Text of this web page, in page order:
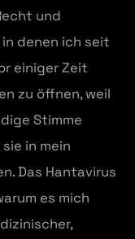
und
denen ich seit
einiger Zeit
zu öffnen, weil
Stimme
in mein
Das Hantavirus
es mich